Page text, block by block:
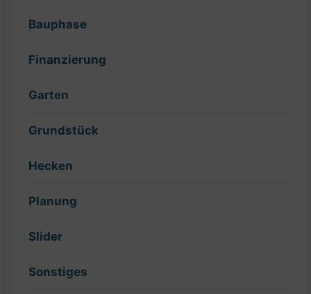
Bauphase
Finanzierung
Garten
Grundstück
Hecken
Planung
Slider
Sonstiges